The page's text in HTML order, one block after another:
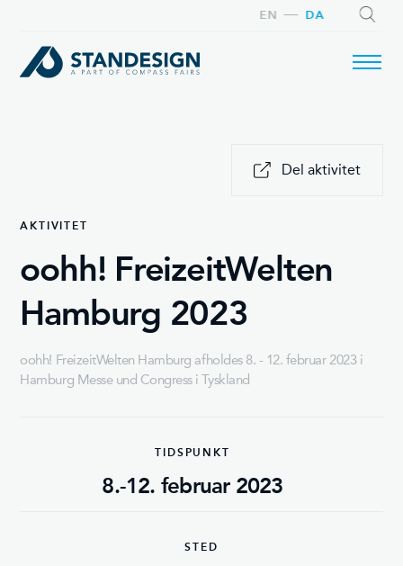
DA
EN
AKTIVITET
oohh! FreizeitWelten
Hamburg 2023
oohh! FreizeitWelten Hamburg afholdes 8. - 12. februar 2023 i
Hamburg Messe und Congress i Tyskland
Del aktivitet
TIDSPUNKT
8.-12. februar 2023
STED